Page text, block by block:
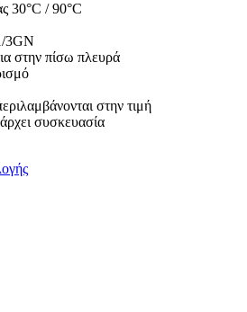
30°C / 90°C
3GN
στην πίσω πλευρά
στην τιμή
συσκευασία